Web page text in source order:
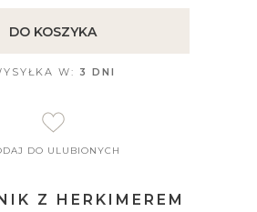
DO KOSZYKA
W: 3 DNI
DO ULUBIONYCH
Z HERKIMEREM